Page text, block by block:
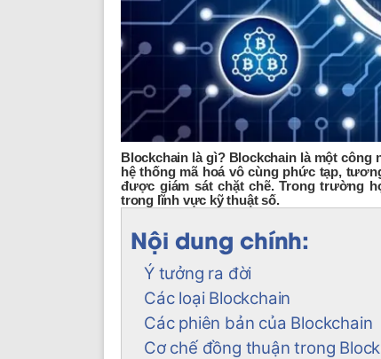
Blockchain là gì? Blockchain là một công
hệ thống mã hoá vô cùng phức tạp,
được giám sát chặt chẽ. Trong trường
trong lĩnh vực kỹ thuật số.
Nội dung chính:
Ý tưởng ra đời
Các loại Blockchain
Các phiên bản của Blockchain
Cơ chế đồng thuận trong